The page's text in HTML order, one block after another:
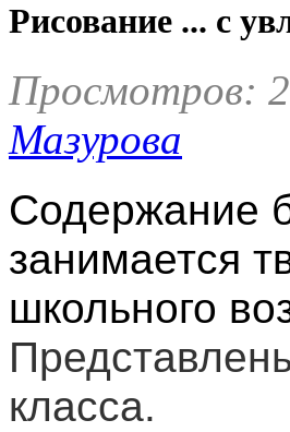
Рисование ... с
Просмотров:
Мазурова
Содержание
занимается
школьного
класса.